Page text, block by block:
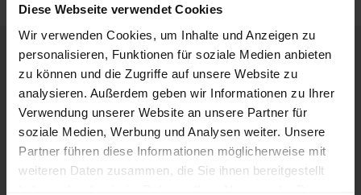
Diese Webseite verwendet Cookies
Wir verwenden Cookies, um Inhalte und Anzeigen zu
personalisieren, Funktionen für soziale Medien anbieten
zu können und die Zugriffe auf unsere Website zu
analysieren. Außerdem geben wir Informationen zu Ihrer
Verwendung unserer Website an unsere Partner für
soziale Medien, Werbung und Analysen weiter. Unsere
Partner führen diese Informationen möglicherweise mit
weiteren Daten zusammen, die Sie ihnen bereitgestellt
Höchst- und Tiefststände der
Pelletspreise in Loibichl
Die Tabelle zeigt dieHöchst- und Tiefststände der
Pelletspreise für lose Holzpellets. Das dazugehörige
Datum zeigt, wann der Höchst- oder Tiefststand im